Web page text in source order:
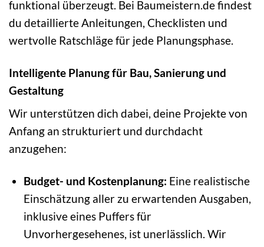
funktional überzeugt. Bei Baumeistern.de findest
du detaillierte Anleitungen, Checklisten und
wertvolle Ratschläge für jede Planungsphase.
Intelligente Planung für Bau, Sanierung und
Gestaltung
Wir unterstützen dich dabei, deine Projekte von
Anfang an strukturiert und durchdacht
anzugehen:
Budget- und Kostenplanung: Eine realistische
Einschätzung aller zu erwartenden Ausgaben,
inklusive eines Puffers für
Unvorhergesehenes, ist unerlässlich. Wir